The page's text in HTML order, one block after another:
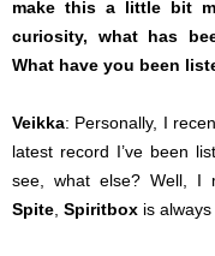
make this a little bit
curiosity, what has
What have you been
Veikka: Personally, I
latest record I’ve been
see, what else? Well, I
Spite Spiritbox is